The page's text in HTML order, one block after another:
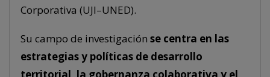
Corporativa (UJI–UNED).
Su campo de investigación se centra en las
estrategias y políticas de desarrollo